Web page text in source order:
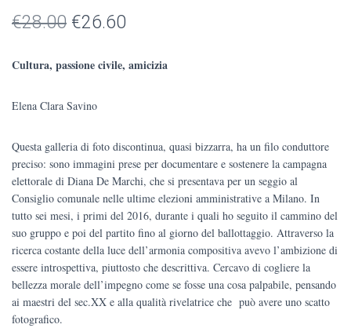
€28.00 Il
era:
€28.00.
€26.60
€26.60.
Cultura, passione civile, amicizia
Elena Clara Savino
Questa galleria di foto discontinua, quasi bizzarra, ha un filo conduttore
preciso: sono immagini prese per documentare e sostenere la campagna
elettorale di Diana De Marchi, che si presentava per un seggio al
Consiglio comunale nelle ultime elezioni amministrative a Milano. In
tutto sei mesi, i primi del 2016, durante i quali ho seguito il cammino del
suo gruppo e poi del partito fino al giorno del ballottaggio. Attraverso la
ricerca costante della luce dell’armonia compositiva avevo l’ambizione di
essere introspettiva, piuttosto che descrittiva. Cercavo di cogliere la
bellezza morale dell’impegno come se fosse una cosa palpabile, pensando
ai maestri del sec.XX e alla qualità rivelatrice che può avere uno scatto
fotografico.